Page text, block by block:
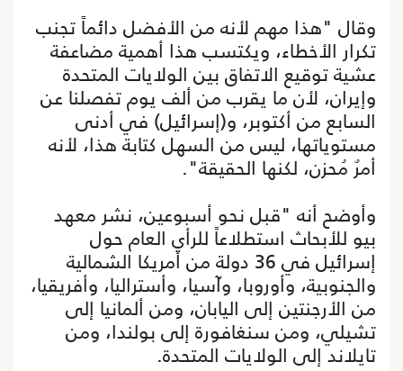
وقال "هذا مهم لأنه من الأفضل دائماً تجنب
تكرار الأخطاء، ويكتسب هذا أهمية مضاعفة
عشية توقيع الاتفاق بين الولايات المتحدة
وإيران، لأن ما يقرب من ألف يوم تفصلنا عن
السابع من أكتوبر، و(إسرائيل) في أدنى
مستوياتها، ليس من السهل كتابة هذا، لأنه
أمرٌ مُحزن، لكنها الحقيقة".
وأوضح أنه "قبل نحو أسبوعين، نشر معهد
بيو للأبحاث استطلاعاً للرأي العام حول
إسرائيل في 36 دولة من أمريكا الشمالية
والجنوبية، وأوروبا، وآسيا، وأستراليا، وأفريقيا،
من الأرجنتين إلى اليابان، ومن ألمانيا إلى
تشيلي، ومن سنغافورة إلى بولندا، ومن
تايلاند إلى الولايات المتحدة.